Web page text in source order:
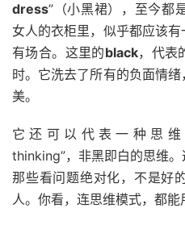
dress”（小黑裙），至今都
女人的衣柜里，似乎都应该
有场合。这里的black，代表
时。它洗去了所有的负面情
美。
它还可以代表一种思
thinking”，非黑即白的思维
那些看问题绝对化，不是好
人。你看，连思维模式，都能